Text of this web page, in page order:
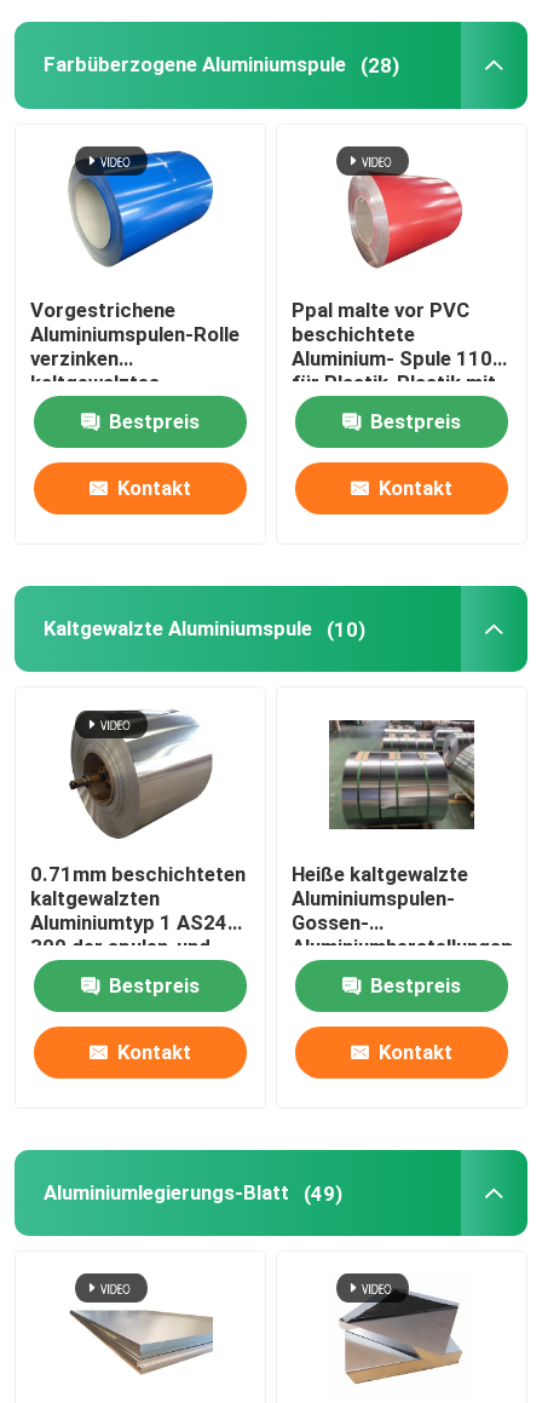
Farbüberzogene Aluminiumspule (28)
Vorgestrichene
Aluminiumspulen-Rolle
verzinken
kaltgewalztes
Stahlspulen-Magazin
1219mmBestpreis
Kontakt
Ppal malte vor PVC
beschichtete
Aluminium- Spule 1100
für Plastik-Plastik mit
Reißverschluss
einsackt 300mm
405mm 505mm
Bestpreis
Kontakt
Kaltgewalzte Aluminiumspule (10)
0.71mm beschichteten
kaltgewalzten
Aluminiumtyp 1 AS240-
300 der spulen-und
Streifen-
Spiralbindungs-ASTM
A463
Bestpreis
Kontakt
Heiße kaltgewalzte
Aluminiumspulen-
Gossen-
Ebene 0.43mm ZN DES
AL-G550Bestpreis
Kontakt
Aluminiumlegierungs-Blatt (49)